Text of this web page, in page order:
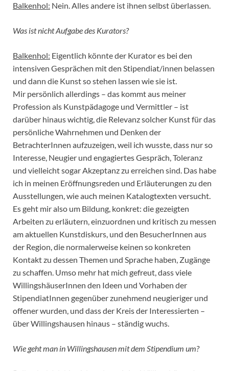
Balkenhol: Nein. Alles andere ist ihnen selbst überlassen.
Was ist nicht Aufgabe des Kurators?
Balkenhol: Eigentlich könnte der Kurator es bei den
intensiven Gesprächen mit den Stipendiat/innen belassen
und dann die Kunst so stehen lassen wie sie ist.
Mir persönlich allerdings – das kommt aus meiner
Profession als Kunstpädagoge und Vermittler – ist
darüber hinaus wichtig, die Relevanz solcher Kunst für das
persönliche Wahrnehmen und Denken der
BetrachterInnen aufzuzeigen, weil ich wusste, dass nur so
Interesse, Neugier und engagiertes Gespräch, Toleranz
und vielleicht sogar Akzeptanz zu erreichen sind. Das habe
ich in meinen Eröffnungsreden und Erläuterungen zu den
Ausstellungen, wie auch meinen Katalogtexten versucht.
Es geht mir also um Bildung, konkret: die gezeigten
Arbeiten zu erläutern, einzuordnen und kritisch zu messen
am aktuellen Kunstdiskurs, und den BesucherInnen aus
der Region, die normalerweise keinen so konkreten
Kontakt zu dessen Themen und Sprache haben, Zugänge
zu schaffen. Umso mehr hat mich gefreut, dass viele
WillingshäuserInnen den Ideen und Vorhaben der
StipendiatInnen gegenüber zunehmend neugieriger und
offener wurden, und dass der Kreis der Interessierten –
über Willingshausen hinaus – ständig wuchs.
Wie geht man in Willingshausen mit dem Stipendium um?